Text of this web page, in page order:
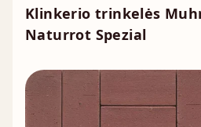
Klinkerio trinkelės Muhr
Naturrot Spezial